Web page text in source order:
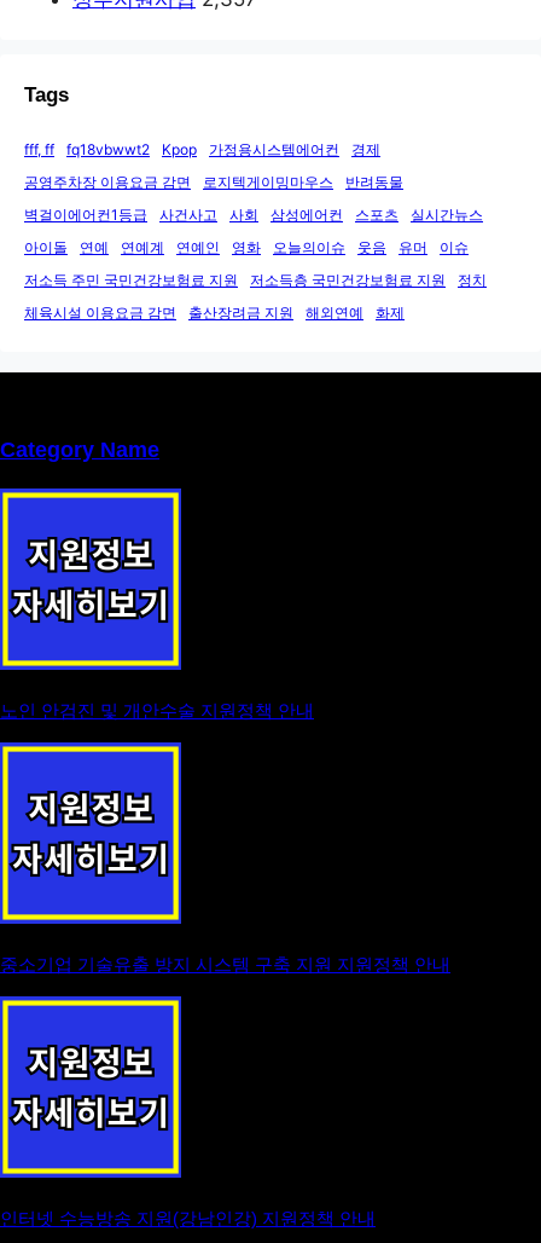
Tags
fff, ff fq18vbwwt2 Kpop 가정용시스템에어컨
경제
공영주차장 이용요금 감면
로지텍게이밍마우스
반려동물
벽걸이에어컨1등급
사건사고 사회 삼성에어컨 스포츠
실시간뉴스
아이돌
연예 연예계 연예인 영화 오늘의이슈 웃음 유머
이슈
저소득 주민 국민건강보험료 지원
저소득층 국민건강보험료 지원
정치
체육시설 이용요금 감면
출산장려금 지원 해외연예 화제
Category Name
노인 안검진 및 개안수술 지원정책 안내
중소기업 기술유출 방지 시스템 구축 지원 지원정책 안내
인터넷 수능방송 지원(강남인강) 지원정책 안내